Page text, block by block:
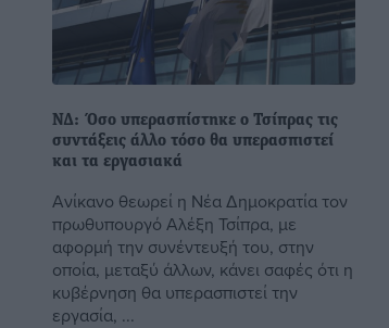
ΝΔ: Όσο υπερασπίστηκε ο Τσίπρας τις
συντάξεις άλλο τόσο θα υπερασπιστεί
και τα εργασιακά
Ανίκανο θεωρεί η Νέα Δημοκρατία τον
πρωθυπουργό Αλέξη Τσίπρα, με
αφορμή την συνέντευξή του, στην
οποία, μεταξύ άλλων, κάνει σαφές ότι η
κυβέρνηση θα υπερασπιστεί την
εργασία, ...